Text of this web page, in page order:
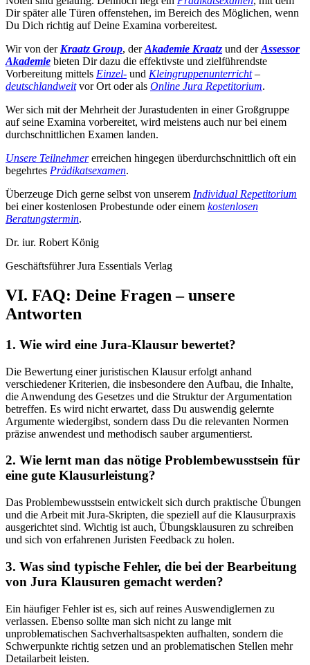
Dir später alle Türen offenstehen, im Bereich des Möglichen, wenn
Du Dich richtig auf Deine Examina vorbereitest.
Wir von der Kraatz Group, derAkademie Kraatz und derAssessor
Akademie bieten Dir dazu die effektivste und zielführendste
Vorbereitung mittels Einzel- und Kleingruppenunterricht–
deutschlandweitvor Ort oder als Online Jura Repetitorium.
Wer sich mit der Mehrheit der Jurastudenten in einer Großgruppe
auf seine Examina vorbereitet, wird meistens auch nur bei einem
durchschnittlichen Examen landen.
Unsere Teilnehmererreichen hingegen überdurchschnittlich oft ein
begehrtes Prädikatsexamen.
Überzeuge Dich gerne selbst von unserem Individual Repetitorium
bei einer kostenlosen Probestunde oder einem kostenlosen
Beratungstermin.
Dr. iur. Robert König
Geschäftsführer Jura Essentials Verlag
VI. FAQ: Deine Fragen – unsere
Antworten
1. Wie wird eine Jura-Klausur bewertet?
Die Bewertung einer juristischen Klausur erfolgt anhand
verschiedener Kriterien, die insbesondere den Aufbau, die Inhalte,
die Anwendung des Gesetzes und die Struktur der Argumentation
betreffen. Es wird nicht erwartet, dass Du auswendig gelernte
Argumente wiedergibst, sondern dass Du die relevanten Normen
präzise anwendest und methodisch sauber argumentierst.
2. Wie lernt man das nötige Problembewusstsein für
eine gute Klausurleistung?
Das Problembewusstsein entwickelt sich durch praktische Übungen
und die Arbeit mit Jura-Skripten, die speziell auf die Klausurpraxis
ausgerichtet sind. Wichtig ist auch, Übungsklausuren zu schreiben
und sich von erfahrenen Juristen Feedback zu holen.
3. Was sind typische Fehler, die bei der Bearbeitung
von Jura Klausuren gemacht werden?
Ein häufiger Fehler ist es, sich auf reines Auswendiglernen zu
verlassen. Ebenso sollte man sich nicht zu lange mit
unproblematischen Sachverhaltsaspekten aufhalten, sondern die
Schwerpunkte richtig setzen und an problematischen Stellen mehr
Detailarbeit leisten.